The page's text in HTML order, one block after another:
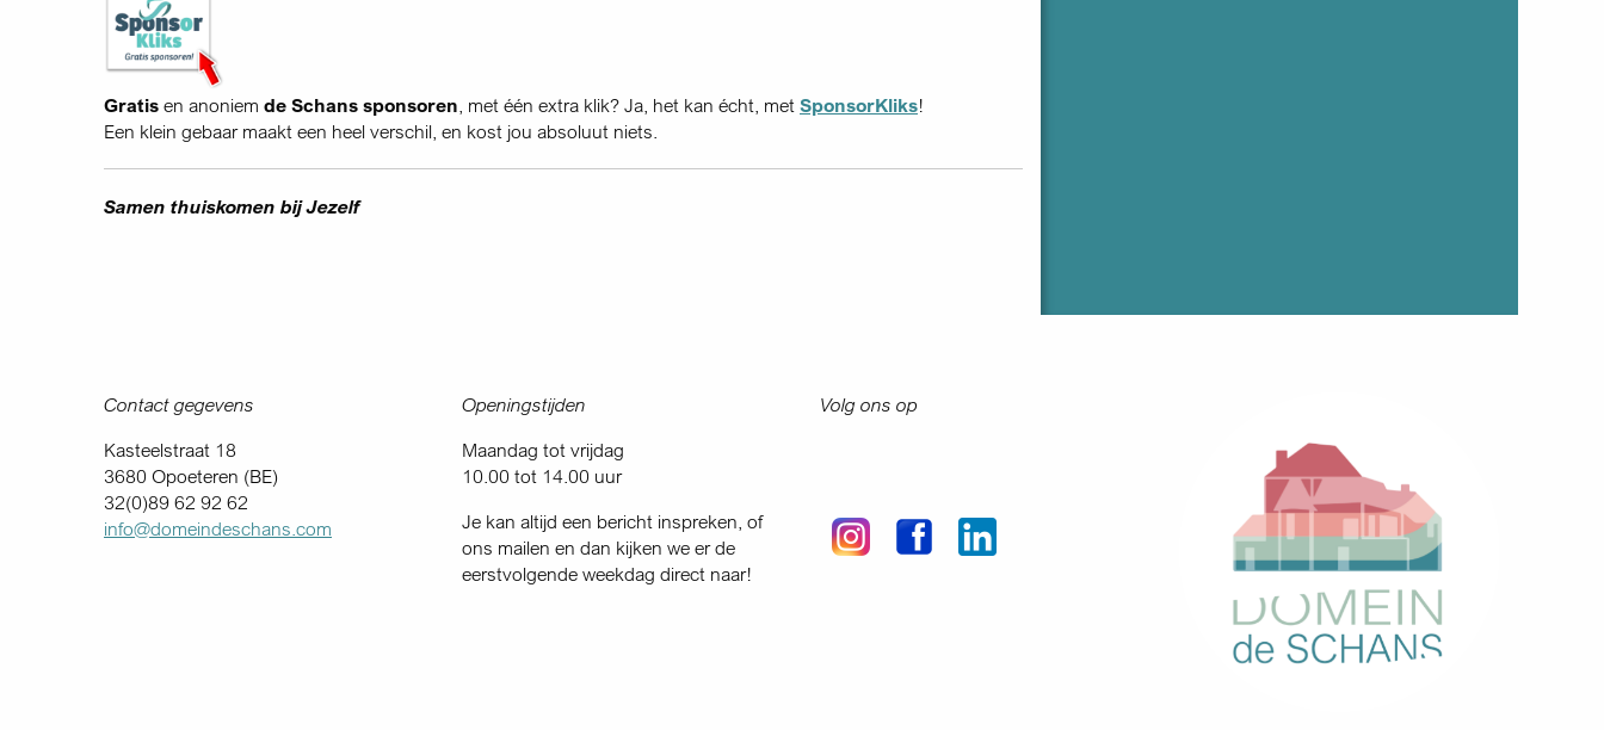
Gratis en anoniem de Schans sponsoren , met één extra klik? Ja, het kan écht, met SponsorKliks!
Een klein gebaar maakt een heel verschil, en kost jou absoluut niets.
Samen thuiskomen bij Jezelf
Contact gegevens
Kasteelstraat 18
3680 Opoeteren (BE)
32(0)89 62 92 62
info@domeindeschans.com
Openingstijden
Maandag tot vrijdag
10.00 tot 14.00 uur
Je kan altijd een bericht inspreken, of
ons mailen en dan kijken we er de
eerstvolgende weekdag direct naar!
Volg ons op